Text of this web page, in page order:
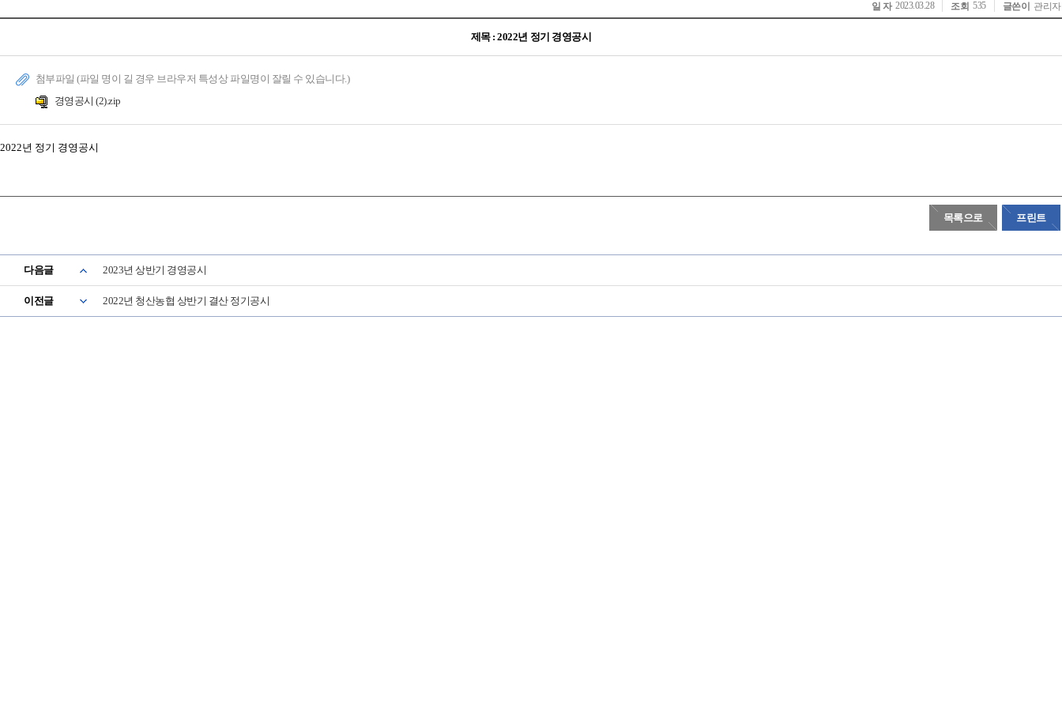
일 자 2023.03.28 조회 535 글쓴이 관리자
제목 : 2022년 정기 경영공시
첨부파일 (파일 명이 길 경우 브라우저 특성상 파일명이 잘릴 수 있습니다.)
경영공시 (2).zip
2022년 정기 경영공시
목록으로 프린트
다음글 2023년 상반기 경영공시
이전글 2022년 청산농협 상반기 결산 정기공시